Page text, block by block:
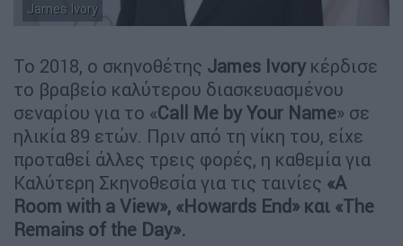
James Ivory
Το 2018, ο σκηνοθέτης James Ivory κέρδισε
το βραβείο καλύτερου διασκευασμένου
σεναρίου για το «Call Me by Your Name» σε
ηλικία 89 ετών. Πριν από τη νίκη του, είχε
προταθεί άλλες τρεις φορές, η καθεμία για
Καλύτερη Σκηνοθεσία για τις ταινίες «A
Room with a View», «Howards End» και «The
Remains of the Day».